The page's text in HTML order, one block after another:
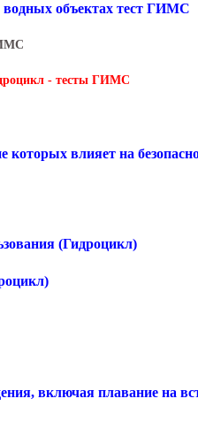
объектах тест ГИМС
- тесты ГИМС
влияет на
(Гидроцикл)
включая плавание на